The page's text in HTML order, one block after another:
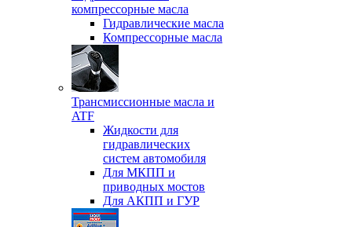
компрессорные масла
Гидравлические масла
Компрессорные масла
Трансмиссионные масла и
ATF
Жидкости для
гидравлических
систем автомобиля
Для МКПП и
приводных мостов
Для АКПП и ГУР